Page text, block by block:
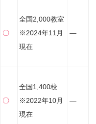
〇
全国2,000教室
※2024年11月
現在
―
〇
全国1,400校
※2022年10月
現在
―